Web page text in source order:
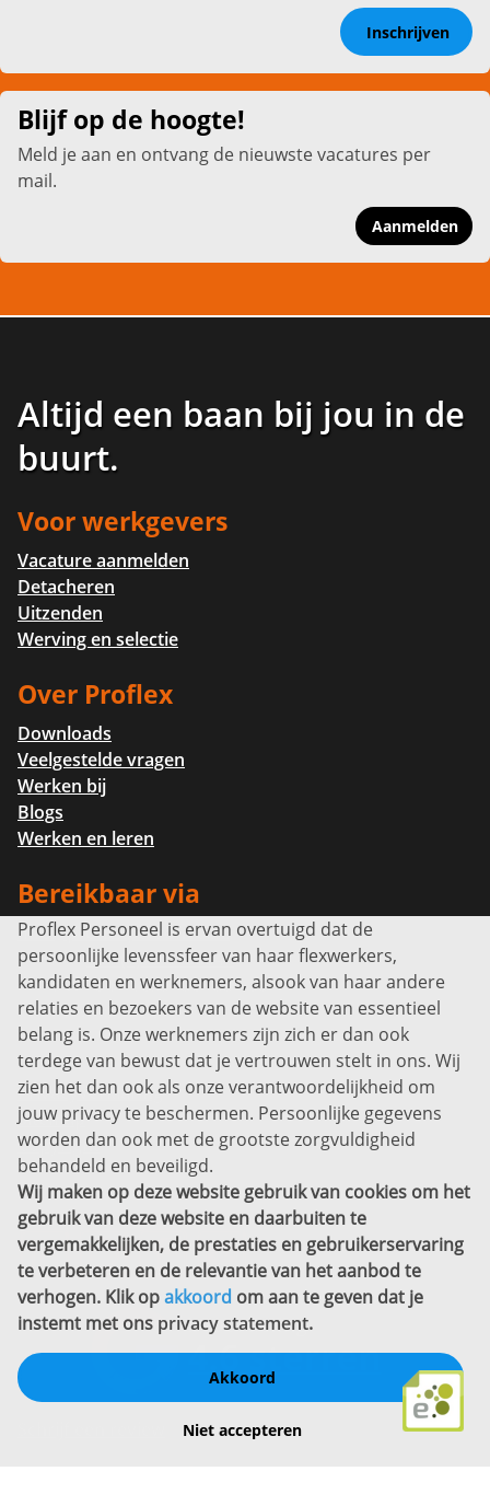
Inschrijven
Blijf op de hoogte!
Meld je aan en ontvang de nieuwste vacatures per
mail.
Aanmelden
Altijd een baan bij jou in de
buurt.
Voor werkgevers
Vacature aanmelden
Detacheren
Uitzenden
Werving en selectie
Over Proflex
Downloads
Veelgestelde vragen
Werken bij
Blogs
Werken en leren
Bereikbaar via
Info@proflexpersoneel.nl
Bel ons:+31 (0)85 0450040
Prins Willem-Alexanderlaan 301
7311 SW Apeldoorn
Disclaimer
Privacyverklaring
Sitemap
Copyright
Bekijk ook eens
Proflex Personeel is ervan overtuigd dat de
persoonlijke levenssfeer van haar flexwerkers,
kandidaten en werknemers, alsook van haar andere
relaties en bezoekers van de website van essentieel
belang is. Onze werknemers zijn zich er dan ook
terdege van bewust dat je vertrouwen stelt in ons. Wij
zien het dan ook als onze verantwoordelijkheid om
jouw privacy te beschermen. Persoonlijke gegevens
worden dan ook met de grootste zorgvuldigheid
behandeld en beveiligd.
Wij maken op deze website gebruik van cookies om het
gebruik van deze website en daarbuiten te
vergemakkelijken, de prestaties en gebruikerservaring
te verbeteren en de relevantie van het aanbod te
verhogen. Klik opakkoord om aan te geven dat je
instemt met ons privacy statement.
Akkoord
Niet accepteren